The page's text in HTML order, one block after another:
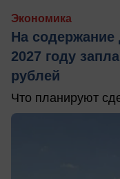
Экономика
На содержание
2027 году
рублей
Что планируют